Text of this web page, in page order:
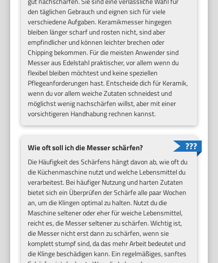
den täglichen Gebrauch und eignen sich für viele
verschiedene Aufgaben. Keramikmesser hingegen
bleiben länger scharf und rosten nicht, sind aber
empfindlicher und können leichter brechen oder
Chipping bekommen. Für die meisten Anwender sind
Messer aus Edelstahl praktischer, vor allem wenn du
flexibel bleiben möchtest und keine speziellen
Pflegeanforderungen hast. Entscheide dich für Keramik,
wenn du vor allem weiche Zutaten schneidest und
möglichst wenig nachschärfen willst, aber mit einer
vorsichtigeren Handhabung rechnen kannst.
Wie oft soll ich die Messer schärfen?
Die Häufigkeit des Schärfens hängt davon ab, wie oft du
die Küchenmaschine nutzt und welche Lebensmittel du
verarbeitest. Bei häufiger Nutzung und harten Zutaten
bietet sich ein Überprüfen der Schärfe alle paar Wochen
an, um die Klingen optimal zu halten. Nutzt du die
Maschine seltener oder eher für weiche Lebensmittel,
reicht es, die Messer seltener zu schärfen. Wichtig ist,
die Messer nicht erst dann zu schärfen, wenn sie
komplett stumpf sind, da das mehr Arbeit bedeutet und
die Klinge beschädigen kann. Ein regelmäßiges, sanftes